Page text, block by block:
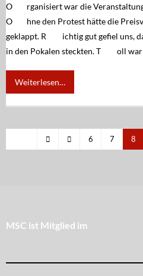
O rganisiert war die
O hne den Protest hätte die
geklappt. R ichtig gut gefiel uns,
in den Pokalen steckten. T oll war
Weiterlesen…
6 7 8
MSC ist Mitglied im